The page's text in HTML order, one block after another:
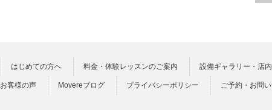
はじめての方へ 料金・体験レッスンのご案内 設備ギャラリー・店
お客様の声 Movereブログ プライバシーポリシー ご予約・お問